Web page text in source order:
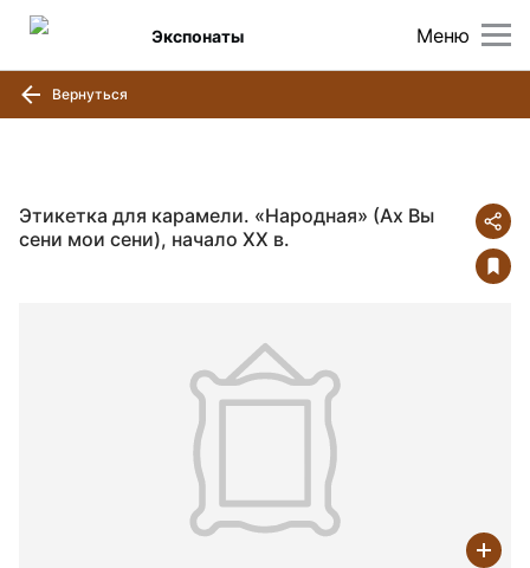
Меню
Экспонаты
Вернуться
Этикетка для карамели. «Народная» (Ах Вы
сени мои сени), начало ХХ в.